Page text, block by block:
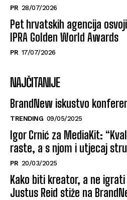
PR 28/07/2026
Pet hrvatskih agencija
IPRA Golden World Awards
PR 17/07/2026
NAJČITANIJE
BrandNew iskustvo
TRENDING 09/05/2025
Igor Crnić za MediaKit:
raste, a s njom i utjecaj
PR 20/03/2025
Kako biti kreator, a ne
Justus Reid stiže na